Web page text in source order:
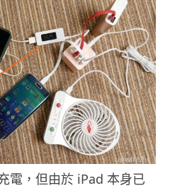
電，但由於 iPad 本身已